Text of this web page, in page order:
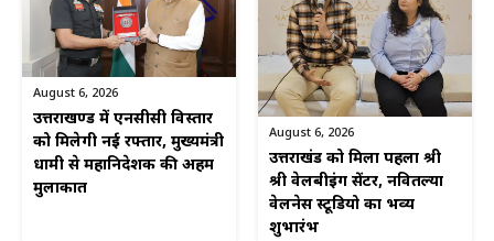
August 6, 2026
उत्तराखण्ड में एनसीसी विस्तार
को मिलेगी नई रफ्तार, मुख्यमंत्री
धामी से महानिदेशक की अहम
मुलाकात
August 6, 2026
उत्तराखंड को मिला पहला श्री
श्री वेलबीइंग सेंटर, नवितल्या
वेलनेस स्टूडियो का भव्य
शुभारंभ